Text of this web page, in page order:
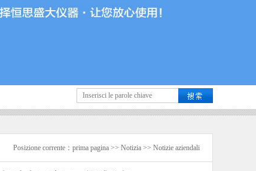
Posizione corrente： prima pagina >> Notizia >> Notizie aziendali